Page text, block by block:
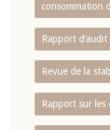
consommation
Rapport
Revue de la
Rapport sur les